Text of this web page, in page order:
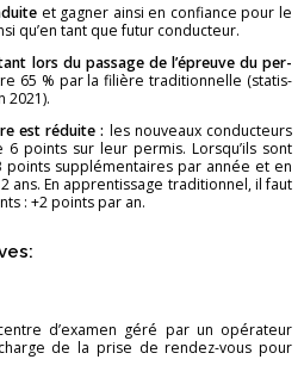
et ga­gner ainsi en confiance pour le
qu’en tant que futur conduc­teur.
lors du pas­sage de l’épreuve du per­
65 % par la fi­lière tra­di­tion­nelle (sta­tis­
2021).
est ré­duite : les nou­veaux conduc­teurs
6 points sur leur per­mis. Lors­qu’ils sont
points sup­plé­men­taires par année et en
ans. En ap­pren­tis­sage tra­di­tion­nel, il faut
: +2 points par an.
d’exa­men géré par un opé­ra­teur
de la prise de ren­dez-vous pour